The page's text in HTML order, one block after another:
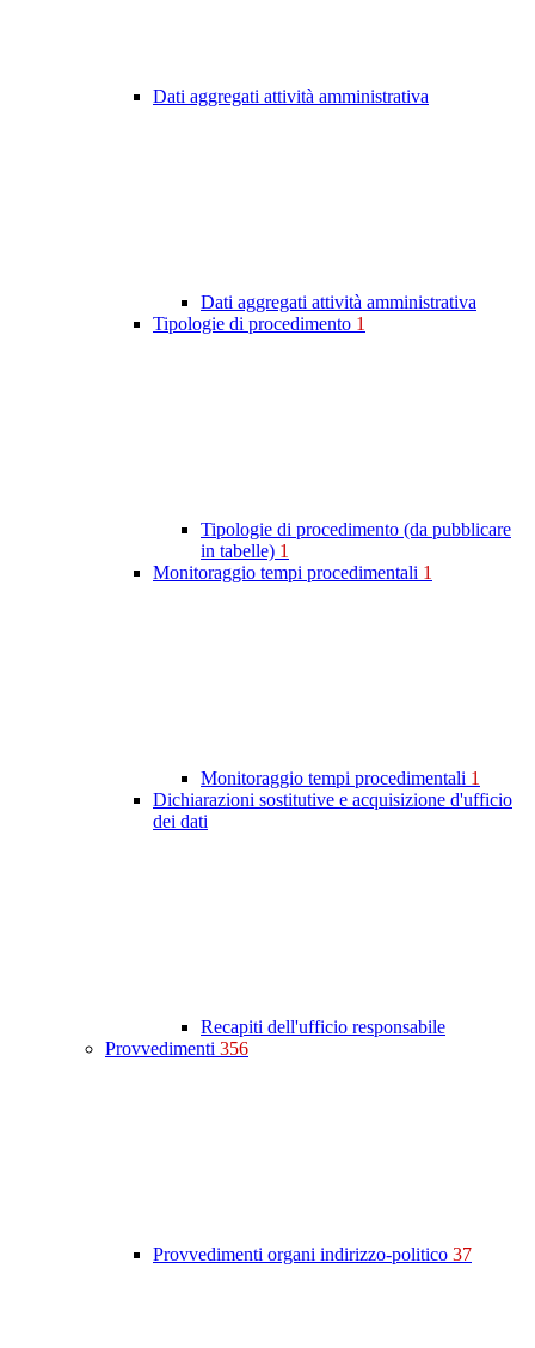
Dati aggregati attività amministrativa
Dati aggregati attività amministrativa
Tipologie di procedimento 1
Tipologie di procedimento (da pubblicare
in tabelle) 1
Monitoraggio tempi procedimentali 1
Monitoraggio tempi procedimentali 1
Dichiarazioni sostitutive e acquisizione d'ufficio
dei dati
Recapiti dell'ufficio responsabile
Provvedimenti 356
Provvedimenti organi indirizzo-politico 37